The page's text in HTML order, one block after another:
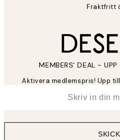
Fraktfritt
MEMBERS' DEAL -
Aktivera medlemspris! Upp